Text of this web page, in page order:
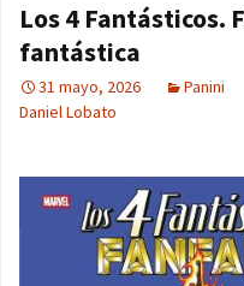
Los 4 Fantásticos.
fantástica
31 mayo, 2026 Panini
Daniel Lobato